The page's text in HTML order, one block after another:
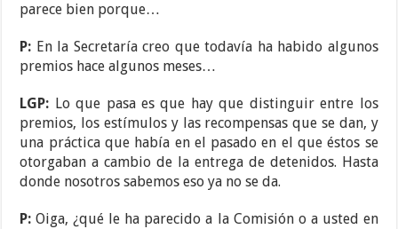
parece bien porque…
P: En la Secretaría creo que todavía ha habido algunos
premios hace algunos meses…
LGP: Lo que pasa es que hay que distinguir entre los
premios, los estímulos y las recompensas que se dan, y
una práctica que había en el pasado en el que éstos se
otorgaban a cambio de la entrega de detenidos. Hasta
donde nosotros sabemos eso ya no se da.
P: Oiga, ¿qué le ha parecido a la Comisión o a usted en